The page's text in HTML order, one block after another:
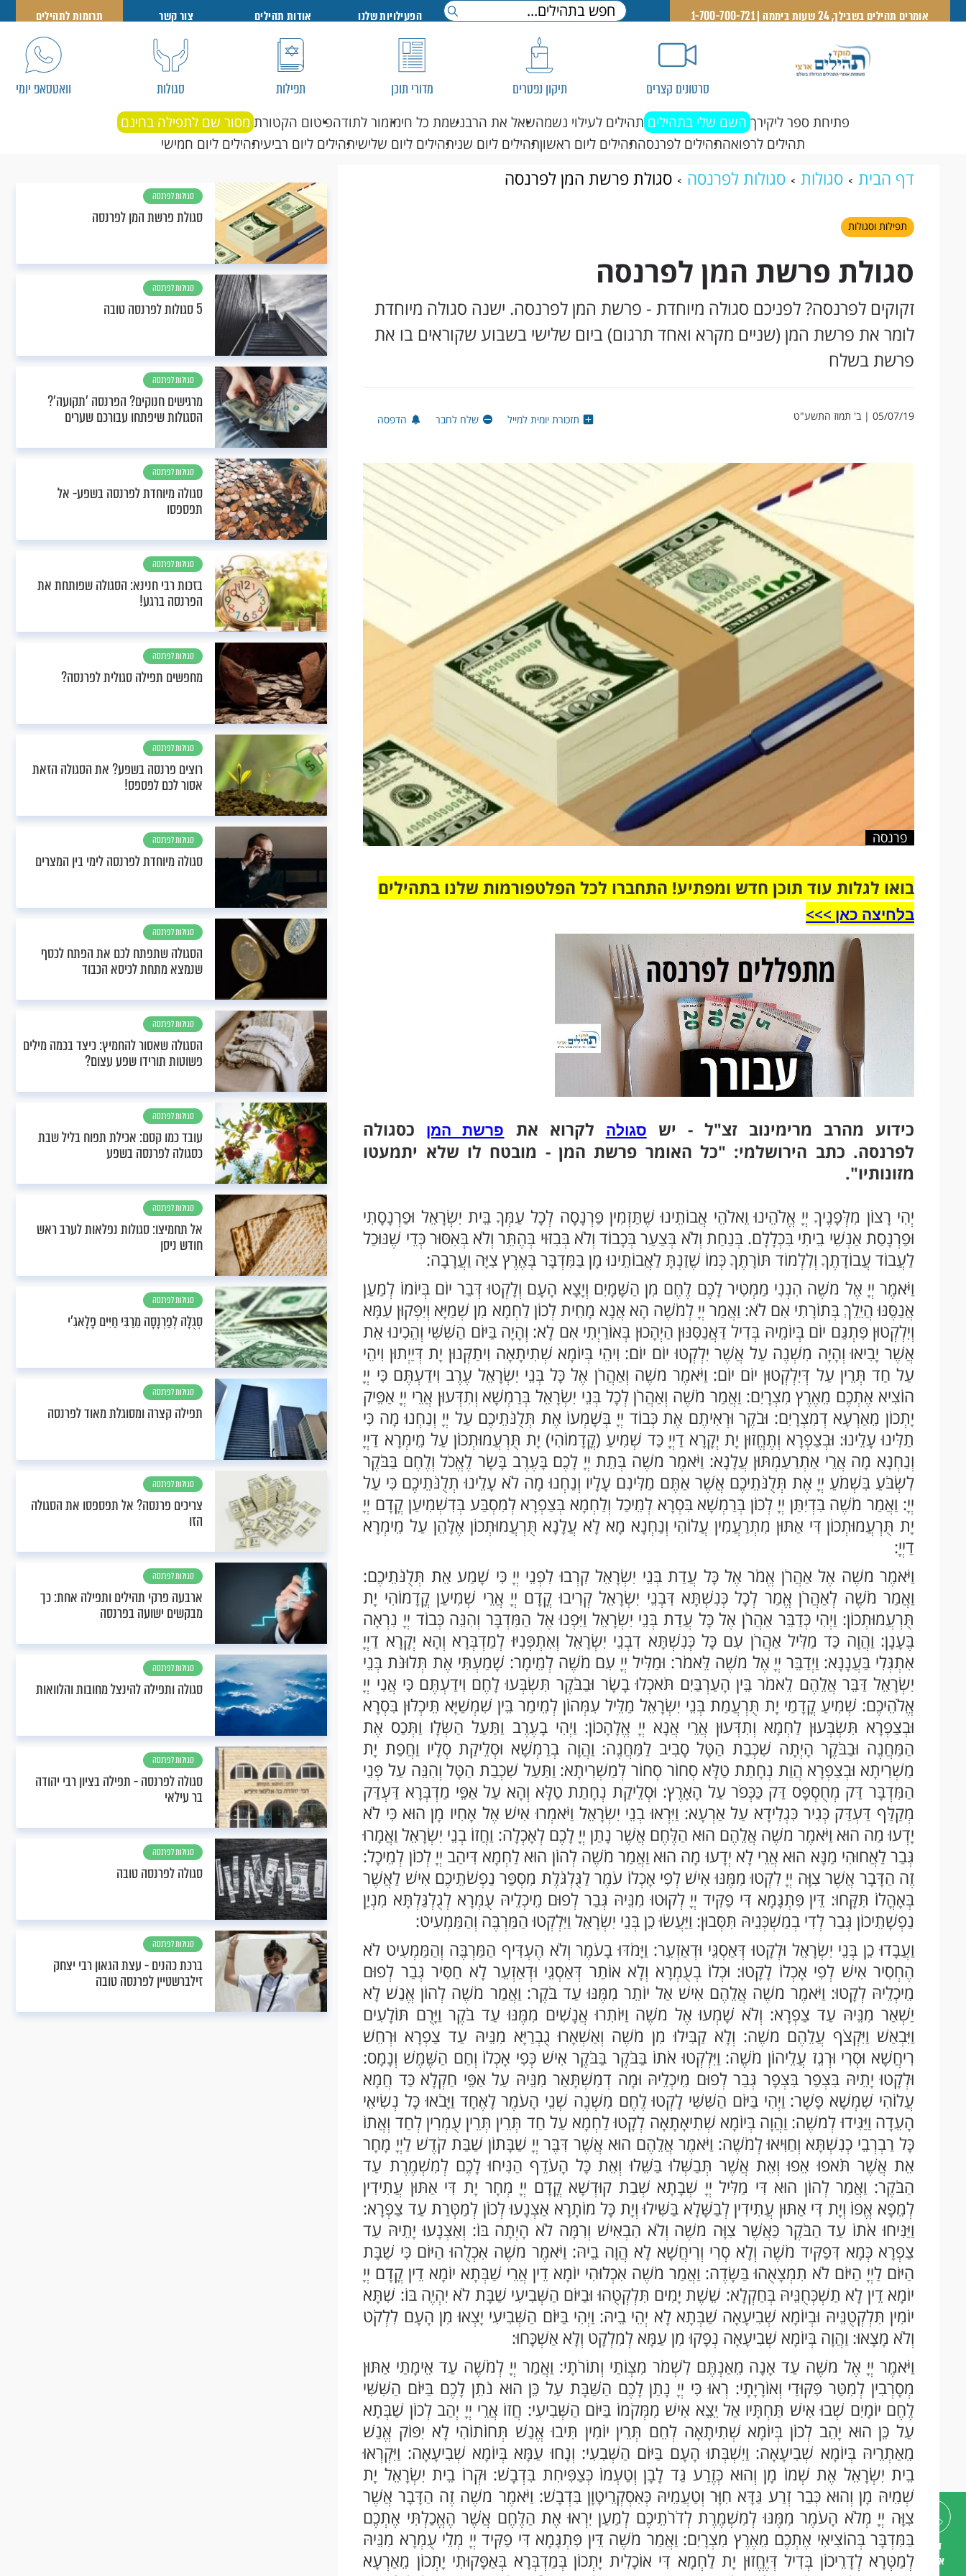
דברו
איתנו
אומרים תהילים בשבילך, 24 שעות ביממה | 1-700-700-721 הפעילויות שלנו אודות תהילים צור קשר תרומות לתהילים
סרטונים קצרים תיקון נפטרים מדורי תוכן תפילות סגולות וואטסאפ יומי
פתיחת ספר ליקירך השם שלי בתהילים תהילים לעילוי נשמהשאל את הרבנשמת כל חימזמור לתודהפיטום הקטורת מסור שם לתפילה בחינם
תהילים לרפואהתהילים לפרנסהתהילים ליום ראשוןתהילים ליום שניתהילים ליום שלישיתהילים ליום רביעיתהילים ליום חמישי
דף הבית סגולות סגולות לפרנסה סגולת פרשת המן לפרנסה
תפילות וסגולות
סגולת פרשת המן לפרנסה
זקוקים לפרנסה? לפניכם סגולה מיוחדת - פרשת המן לפרנסה. ישנה סגולה מיוחדת
לומר את פרשת המן (שניים מקרא ואחד תרגום) ביום שלישי בשבוע שקוראים בו את
פרשת בשלח
05/07/19 | ב' תמוז התשע"ט תזכורת יומית למייל שלח לחבר הדפסה
פרנסה
בואו לגלות עוד תוכן חדש ומפתיע! התחברו לכל הפלטפורמות שלנו בתהילים
בלחיצה כאן >>>​
כידוע מהרב מרימינוב זצ"ל - יש סגולה לקרוא את פרשת המן כסגולה
לפרנסה. כתב הירושלמי: "כל האומר פרשת המן - מובטח לו שלא יתמעטו
מזונותיו".
יְהִי רָצוֹן מִלְּפָנֶיךָ יְיָ אֱלֹהֵינוּ וֵאלֹהֵי אֲבוֹתֵינוּ שֶׁתַּזְמִין פַּרְנָסָה לְכָל עַמְּךָ בֵּית יִשְׂרָאֵל וּפַרְנָסָתִי
וּפַרְנָסַת אַנְשֵׁי בֵיתִי בִּכְלָלָם. בְּנַחַת וְלֹא בְּצַעַר בְּכָבוֹד וְלֹא בְּבִזּוּי בְּהֶתֵּר וְלֹא בְּאִסּוּר כְּדֵי שֶׁנּוּכַל
לַעֲבוֹד עֲבוֹדָתֶךָ וְלִלְמוֹד תּוֹרָתֶךָ כְּמוֹ שֶׁזַנְתָּ לַאֲבוֹתֵינוּ מָן בַּמִּדְבָּר בְּאֶרֶץ צִיָּה וַעֲרָבָה:
וַיֹּאמֶר יְיָ אֶל משֶׁה הִנְנִי מַמְטִיר לָכֶם לֶחֶם מִן הַשָּׁמָיִם וְיָצָא הָעָם וְלָקְטוּ דְּבַר יוֹם בְּיוֹמוֹ לְמַעַן
אֲנַסֶּנּוּ הֲיֵלֵךְ בְּתוֹרָתִי אִם לֹא: וַאֲמַר יְיָ לְמֹשֶׁה הָא אֲנָא מָחֵית לְכוֹן לַחְמָא מִן שְׁמַיָּא וְיִפְּקוּן עַמָּא
וְיִלְקְטוּן פִּתְגַּם יוֹם בְּיוֹמֵיהּ בְּדִיל דַּאֲנַסִּנּוּן הַיְהָכוּן בְּאוֹרַיְתִי אִם לָא: וְהָיָה בַּיּוֹם הַשִּׁשִּׁי וְהֵכִינוּ אֵת
אֲשֶׁר יָבִיאוּ וְהָיָה מִשְׁנֶה עַל אֲשֶׁר יִלְקְטוּ יוֹם יוֹם: וִיהֵי בְּיוֹמָא שְׁתִיתָאָה וִיתַקְּנוּן יָת דְּיַיְתוּן וִיהֵי
עַל חַד תְּרֵין עַל דְּיִלְקְטוּן יוֹם יוֹם: וַיֹּאמֶר משֶׁה וְאַהֲרֹן אֶל כָּל בְּנֵי יִשְׂרָאֵל עֶרֶב וִידַעְתֶּם כִּי יְיָ
הוֹצִיא אֶתְכֶם מֵאֶרֶץ מִצְרָיִם: וַאֲמַר מֹשֶׁה וְאַהֲרֹן לְכָל בְּנֵי יִשְׂרָאֵל בְּרַמְשָׁא וְתִדְּעוּן אֲרֵי יְיָ אַפֵּיק
יָתְכוֹן מֵאַרְעָא דְמִצְרָיִם: וּבֹקֶר וּרְאִיתֶם אֶת כְּבוֹד יְיָ בְּשָׁמְעוֹ אֶת תְּלֻנֹּתֵיכֶם עַל יְיָ וְנַחְנוּ מָה כִּי
תַלִּינוּ עָלֵינוּ: וּבְצַפְרָא וְתֶחֱזוּן יָת יְקָרָא דַיְיָ כַּד שְׁמִיעַ (קֳדָמוֹהִי) יָת תֻּרְעֲמוּתְכוֹן עַל מֵימְרָא דַיְיָ
וְנַחְנָא מָה אֲרֵי אַתְרַעַמְתּוּן עֲלָנָא: וַיֹּאמֶר משֶׁה בְּתֵת יְיָ לָכֶם בָּעֶרֶב בָּשָׂר לֶאֱכֹל וְלֶחֶם בַּבֹּקֶר
לִשְׂבֹּעַ בִּשְׁמֹעַ יְיָ אֶת תְּלֻנֹּתֵיכֶם אֲשֶׁר אַתֶּם מַלִּינִם עָלָיו וְנַחְנוּ מָה לֹא עָלֵינוּ תְלֻנֹּתֵיכֶם כִּי עַל
יְיָ: וַאֲמַר מֹשֶׁה בִּדְיִתַּן יְיָ לְכוֹן בְּרַמְשָׁא בִּסְרָא לְמֵיכַל וְלַחְמָא בְּצַפְרָא לְמִסְבַּע בְּדִשְׁמִיעַן קֳדָם יְיָ
יָת תֻּרְעֲמוּתְכוֹן דִּי אַתּוּן מִתְרַעֲמִין עֲלוֹהִי וְנַחְנָא מָא לָא עֲלָנָא תֻּרְעֲמוּתְכוֹן אֶלָּהֵן עַל מֵימְרָא
דַיְיָ:
וַיֹּאמֶר משֶׁה אֶל אַהֲרֹן אֱמֹר אֶל כָּל עֲדַת בְּנֵי יִשְׂרָאֵל קִרְבוּ לִפְנֵי יְיָ כִּי שָׁמַע אֵת תְּלֻנֹּתֵיכֶם:
וַאֲמַר מֹשֶׁה לְאַהֲרֹן אֱמַר לְכָל כְּנִשְׁתָּא דִּבְנֵי יִשְׂרָאֵל קְרִיבוּ קֳדָם יְיָ אֲרֵי שְׁמִיעַן קֳדָמוֹהִי יָת
תֻּרְעֲמוּתְכוֹן: וַיְהִי כְּדַבֵּר אַהֲרֹן אֶל כָּל עֲדַת בְּנֵי יִשְׂרָאֵל וַיִּפְנוּ אֶל הַמִּדְבָּר וְהִנֵּה כְּבוֹד יְיָ נִרְאָה
בֶּעָנָן: וַהֲוָה כַּד מַלִּיל אַהֲרֹן עִם כָּל כְּנִשְׁתָּא דִבְנֵי יִשְׂרָאֵל וְאִתְפְּנִיּוּ לְמַדְבְּרָא וְהָא יְקָרָא דַיְיָ
אִתְגְּלִי בַּעֲנָנָא: וַיְדַבֵּר יְיָ אֶל משֶׁה לֵּאמֹר: וּמַלִּיל יְיָ עִם מֹשֶׁה לְמֵימָר: שָׁמַעְתִּי אֶת תְּלוּנֹּת בְּנֵי
יִשְׂרָאֵל דַּבֵּר אֲלֵהֶם לֵאמֹר בֵּין הָעַרְבַּיִם תֹּאכְלוּ בָשָׂר וּבַבֹּקֶר תִּשְׂבְּעוּ לָחֶם וִידַעְתֶּם כִּי אֲנִי יְיָ
אֱלֹהֵיכֶם: שְׁמִיעַ קֳדָמַי יָת תֻּרְעֲמַת בְּנֵי יִשְׂרָאֵל מַלֵּיל עִמְּהוֹן לְמֵימַר בֵּין שִׁמְשַׁיָּא תֵּיכְלוּן בִּסְרָא
וּבְצַפְרָא תִּשְׂבְּעוּן לַחְמָא וְתִדְּעוּן אֲרֵי אֲנָא יְיָ אֱלָהָכוֹן: וַיְהִי בָעֶרֶב וַתַּעַל הַשְּׂלָו וַתְּכַס אֶת
הַמַּחֲנֶה וּבַבֹּקֶר הָיְתָה שִׁכְבַת הַטָּל סָבִיב לַמַּחֲנֶה: וַהֲוָה בְרַמְשָׁא וּסְלֵיקַת סְלָיו וַחֲפַת יָת
מַשְׁרִיתָא וּבְצַפְרָא הֲוַת נְחָתַת טַלָּא סְחוֹר סְחוֹר לְמַשְׁרִיתָא: וַתַּעַל שִׁכְבַת הַטָּל וְהִנֵּה עַל פְּנֵי
הַמִּדְבָּר דַּק מְחֻסְפָּס דַּק כַּכְּפֹר עַל הָאָרֶץ: וּסְלֵיקַת נְחָתַת טַלָּא וְהָא עַל אַפֵּי מַדְבְּרָא דַּעְדַּק
מְקַלַּף דַּעְדַּק כְּגִיר כִּגְלִידָא עַל אַרְעָא: וַיִּרְאוּ בְנֵי יִשְׂרָאֵל וַיֹּאמְרוּ אִישׁ אֶל אָחִיו מָן הוּא כִּי לֹא
יָדְעוּ מַה הוּא וַיֹּאמֶר משֶׁה אֲלֵהֶם הוּא הַלֶּחֶם אֲשֶׁר נָתַן יְיָ לָכֶם לְאָכְלָה: וַחֲזוֹ בְנֵי יִשְׂרָאֵל וַאֲמָרוּ
גְּבַר לַאֲחוּהִי מַנָּא הוּא אֲרֵי לָא יְדָעוּ מָה הוּא וַאֲמַר מֹשֶׁה לְהוֹן הוּא לַחְמָא דִּיהַב יְיָ לְכוֹן לְמֵיכָל:
זֶה הַדָּבָר אֲשֶׁר צִוָּה יְיָ לִקְטוּ מִמֶּנּוּ אִישׁ לְפִי אָכְלוֹ עֹמֶר לַגֻּלְגֹּלֶת מִסְפַּר נַפְשֹׁתֵיכֶם אִישׁ לַאֲשֶׁר
בְּאָהֳלוֹ תִּקָּחוּ: דֵּין פִּתְגָּמָא דִּי פַקִּיד יְיָ לְקוּטוּ מִנֵּיהּ גְּבַר לְפוּם מֵיכְלֵיהּ עֻמְרָא לְגֻלְגַּלְתָּא מִנְיַן
נַפְשָׁתֵיכוֹן גְּבַר לְדִי בְמַשְׁכְּנֵיהּ תִּסְּבוּן: וַיַּעֲשׂוּ כֵן בְּנֵי יִשְׂרָאֵל וַיִּלְקְטוּ הַמַּרְבֶּה וְהַמַּמְעִיט:
וַעֲבָדוּ כֵן בְּנֵי יִשְׂרָאֵל וּלְקָטוּ דְּאַסְגֵּי וּדְאַזְעֵר: וַיָּמֹדּוּ בָעֹמֶר וְלֹא הֶעְדִּיף הַמַּרְבֶּה וְהַמַּמְעִיט לֹא
הֶחְסִיר אִישׁ לְפִי אָכְלוֹ לָקָטוּ: וּכְלוֹ בְעֻמְרָא וְלָא אוֹתַר דְּאַסְגֵּי וּדְאַזְעֵר לָא חַסִּיר גְּבַר לְפוּם
מֵיכְלֵיהּ לְקָטוּ: וַיֹּאמֶר משֶׁה אֲלֵהֶם אִישׁ אַל יוֹתֵר מִמֶּנּוּ עַד בֹּקֶר: וַאֲמַר מֹשֶׁה לְהוֹן אֱנַשׁ לָא
יַשְׁאַר מִנֵּיהּ עַד צַפְרָא: וְלֹא שָׁמְעוּ אֶל משֶׁה וַיּוֹתִרוּ אֲנָשִׁים מִמֶּנּוּ עַד בֹּקֶר וַיָּרֻם תּוֹלָעִים
וַיִּבְאַשׁ וַיִּקְצֹף עֲלֵהֶם משֶׁה: וְלָא קַבִּילוּ מִן מֹשֶׁה וְאַשְׁאָרוּ גֻבְרַיָּא מִנֵּיהּ עַד צַפְרָא וּרְחֵשׁ
רִיחֲשָׁא וּסְרִי וּרְגֵז עֲלֵיהוֹן מֹשֶׁה: וַיִּלְקְטוּ אֹתוֹ בַּבֹּקֶר בַּבֹּקֶר אִישׁ כְּפִי אָכְלוֹ וְחַם הַשֶּׁמֶשׁ וְנָמָס:
וּלְקָטוּ יָתֵיהּ בִּצְפַר בִּצְפָר גְּבַר לְפוּם מֵיכְלֵיהּ וּמָה דְמִשְׁתָּאַר מִנֵּיהּ עַל אַפֵּי חַקְלָא כַּד חֲמָא
עֲלוֹהִי שִׁמְשָׁא פָּשָׁר: וַיְהִי בַּיּוֹם הַשִּׁשִּׁי לָקְטוּ לֶחֶם מִשְׁנֶה שְׁנֵי הָעֹמֶר לָאֶחָד וַיָּבֹאוּ כָּל נְשִׂיאֵי
הָעֵדָה וַיַּגִּידוּ לְמשֶׁה: וַהֲוָה בְּיוֹמָא שְׁתִיאָתָאָה לְקָטוּ לַחְמָא עַל חַד תְּרֵין תְּרֵין עֻמְרִין לְחַד וְאֲתוֹ
כָּל רַבְרְבֵי כְנִשְׁתָּא וְחַוִּיאוּ לְמֹשֶׁה: וַיֹּאמֶר אֲלֵהֶם הוּא אֲשֶׁר דִּבֶּר יְיָ שַׁבָּתוֹן שַׁבַּת קֹדֶשׁ לַיְיָ מָחָר
אֵת אֲשֶׁר תֹּאפוּ אֵפוּ וְאֵת אֲשֶׁר תְּבַשְּׁלוּ בַּשֵּׁלוּ וְאֵת כָּל הָעֹדֵף הַנִּיחוּ לָכֶם לְמִשְׁמֶרֶת עַד
הַבֹּקֶר: וַאֲמַר לְהוֹן הוּא דִּי מַלִּיל יְיָ שְׁבָתָא שְׁבַת קוּדְשָׁא קֳדָם יְיָ מְחָר יָת דִּי אַתּוּן עֲתִידִין
לְמֵפָא אֱפוֹ וְיָת דִּי אַתּוּן עֲתִידִין לְבַשָּׁלָא בַּשִּׁילוּ וְיָת כָּל מוֹתָרָא אַצְנָעוּ לְכוֹן לְמַטְּרַת עַד צַפְרָא:
וַיַּנִּיחוּ אֹתוֹ עַד הַבֹּקֶר כַּאֲשֶׁר צִוָּה משֶׁה וְלֹא הִבְאִישׁ וְרִמָּה לֹא הָיְתָה בּוֹ: וְאַצְנָעוּ יָתֵיהּ עַד
צַפְרָא כְּמָא דִּפַקִּיד מֹשֶׁה וְלָא סְרִי וְרִיחֲשָׁא לָא הֲוָה בֵיהּ: וַיֹּאמֶר משֶׁה אִכְלֻהוּ הַיּוֹם כִּי שַׁבָּת
הַיּוֹם לַיְיָ הַיּוֹם לֹא תִמְצָאֻהוּ בַּשָּׂדֶה: וַאֲמַר מֹשֶׁה אִכְלוּהִי יוֹמָא דֵין אֲרֵי שַׁבְּתָא יוֹמָא דֵין קֳדָם יְיָ
יוֹמָא דֵין לָא תַשְׁכְּחֻנֵּיהּ בְּחַקְלָא: שֵׁשֶׁת יָמִים תִּלְקְטֻהוּ וּבַיּוֹם הַשְּׁבִיעִי שַׁבָּת לֹא יִהְיֶה בּוֹ: שִׁתָּא
יוֹמִין תִּלְקְטֻנֵּיהּ וּבְיוֹמָא שְׁבִיעָאָה שַׁבְּתָא לָא יְהֵי בֵיהּ: וַיְהִי בַּיּוֹם הַשְּׁבִיעִי יָצְאוּ מִן הָעָם לִלְקֹט
וְלֹא מָצָאוּ: וַהֲוָה בְּיוֹמָא שְׁבִיעָאָה נְפָקוּ מִן עַמָּא לְמִלְקָט וְלָא אַשְׁכָּחוּ:
וַיֹּאמֶר יְיָ אֶל משֶׁה עַד אָנָה מֵאַנְתֶּם לִשְׁמֹר מִצְוֹתַי וְתוֹרֹתָי: וַאֲמַר יְיָ לְמֹשֶׁה עַד אֵימָתַי אַתּוּן
מְסָרְבִין לְמִטַּר פִּקּוּדַי וְאוֹרָיָתָי: רְאוּ כִּי יְיָ נָתַן לָכֶם הַשַּׁבָּת עַל כֵּן הוּא נֹתֵן לָכֶם בַּיּוֹם הַשִּׁשִּׁי
לֶחֶם יוֹמָיִם שְׁבוּ אִישׁ תַּחְתָּיו אַל יֵצֵא אִישׁ מִמְּקֹמוֹ בַּיּוֹם הַשְּׁבִיעִי: חֲזוֹ אֲרֵי יְיָ יְהַב לְכוֹן שַׁבְּתָא
עַל כֵּן הוּא יָהֵב לְכוֹן בְּיוֹמָא שְׁתִיתָאָה לְחֵם תְּרֵין יוֹמִין תִּיבוּ אֱנַשׁ תְּחוֹתוֹהִי לָא יִפּוֹק אֱנַשׁ
מֵאַתְרֵיהּ בְּיוֹמָא שְׁבִיעָאָה: וַיִשְׁבְּתוּ הָעָם בַּיּוֹם הַשְּׁבִעִי: וְנָחוּ עַמָּא בְּיוֹמָא שְׁבִיעָאָה: וַיִּקְרְאוּ
בֵית יִשְׂרָאֵל אֶת שְׁמוֹ מָן וְהוּא כְּזֶרַע גַּד לָבָן וְטַעְמוֹ כְּצַפִּיחִת בִּדְבָשׁ: וּקְרוֹ בֵית יִשְׂרָאֵל יָת
שְׁמֵיהּ מָן וְהוּא כְּבַר זְרַע גַּדָּא חִוָּר וְטַעֲמֵיהּ כְּאִסְקְרֵיטָוָן בִּדְבָשׁ: וַיֹּאמֶר משֶׁה זֶה הַדָּבָר אֲשֶׁר
צִוָּה יְיָ מְלֹא הָעֹמֶר מִמֶּנּוּ לְמִשְׁמֶרֶת לְדֹרֹתֵיכֶם לְמַעַן יִרְאוּ אֶת הַלֶּחֶם אֲשֶׁר הֶאֱכַלְתִּי אֶתְכֶם
בַּמִּדְבָּר בְּהוֹצִיאִי אֶתְכֶם מֵאֶרֶץ מִצְרָיִם: וַאֲמַר מֹשֶׁה דֵּין פִּתְגָּמָא דִּי פַקִּיד יְיָ מְלֵי עֻמְרָא מִנֵּיהּ
לְמַטְּרָא לְדָרֵיכוֹן בְּדִיל דְּיֶחֱזוּן יָת לַחְמָא דִּי אוֹכָלִית יָתְכוֹן בְּמַדְבְּרָא בְּאַפָּקוּתִי יָתְכוֹן מֵאַרְעָא
סגולות לפרנסה
סגולת פרשת המן לפרנסה
סגולות לפרנסה
5 סגולות לפרנסה טובה
סגולות לפרנסה
מרגישים חנוקים? הפרנסה 'תקועה'?
הסגולות שיפתחו עבורכם שערים
סגולות לפרנסה
סגולה מיוחדת לפרנסה בשפע- אל
תפספסו
סגולות לפרנסה
בזכות רבי חנינא: הסגולה שפותחת את
הפרנסה ברגע!
סגולות לפרנסה
מחפשים תפילה סגולית לפרנסה?
סגולות לפרנסה
רוצים פרנסה בשפע? את הסגולה הזאת
אסור לכם לפספס!
סגולות לפרנסה
סגולה מיוחדת לפרנסה לימי בין המצרים
סגולות לפרנסה
הסגולה שתפתח לכם את הפתח לכסף
שנמצא מתחת לכיסא הכבוד
סגולות לפרנסה
הסגולה שאסור להחמיץ: כיצד בכמה מילים
פשוטות תורידו שפע עצום?
סגולות לפרנסה
עובד כמו קסם: אכילת תפוח בליל שבת
כסגולה לפרנסה בשפע
סגולות לפרנסה
אל תחמיצו: סגולות נפלאות לערב ראש
חודש ניסן
סגולות לפרנסה
סְגֻלָּה לְפַרְנָסָה מֵרַבִּי חַיִּים פָלָאגִ'י
סגולות לפרנסה
תפילה קצרה ומסוגלת מאוד לפרנסה
סגולות לפרנסה
צריכים פרנסה? אל תפספסו את הסגולה
הזו
סגולות לפרנסה
ארבעה פרקי תהילים ותפילה אחת: כך
מבקשים ישועה בפרנסה
סגולות לפרנסה
סגולה ותפילה להינצל מחובות והלוואות
סגולות לפרנסה
סגולה לפרנסה - תפילה בציון רבי יהודה
בר עילאי
סגולות לפרנסה
סגולה לפרנסה טובה
סגולות לפרנסה
ברכת כהנים - עצת הגאון רבי יצחק
זילברשטיין לפרנסה טובה